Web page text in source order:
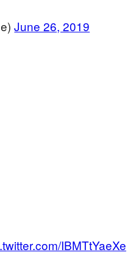
June 26, 2019
IBMTtYaeXe